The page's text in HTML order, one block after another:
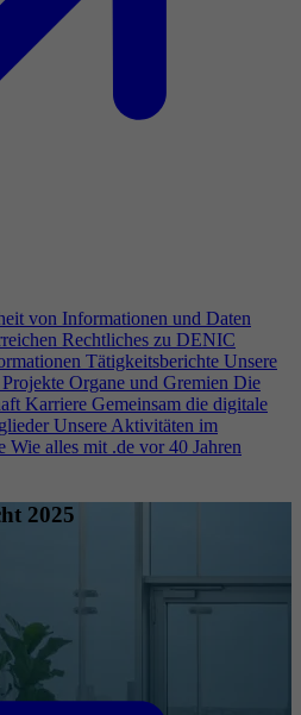
von Informationen und Daten
Rechtliches zu DENIC
Tätigkeitsberichte Unsere
Organe und Gremien Die
Karriere Gemeinsam die digitale
Unsere Aktivitäten im
Wie alles mit .de vor 40 Jahren
2025